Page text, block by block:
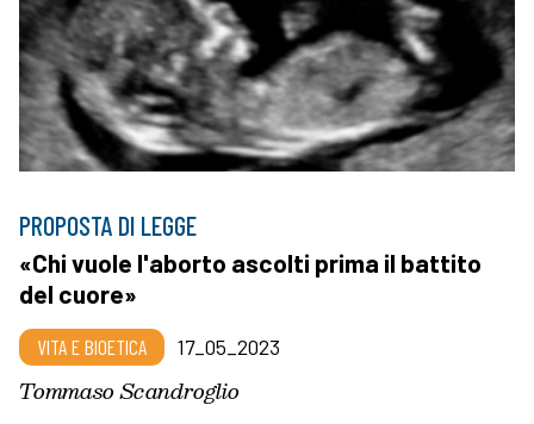
PROPOSTA DI LEGGE
«Chi vuole l'aborto ascolti prima il battito
del cuore»
VITA E BIOETICA 17_05_2023
Tommaso Scandroglio